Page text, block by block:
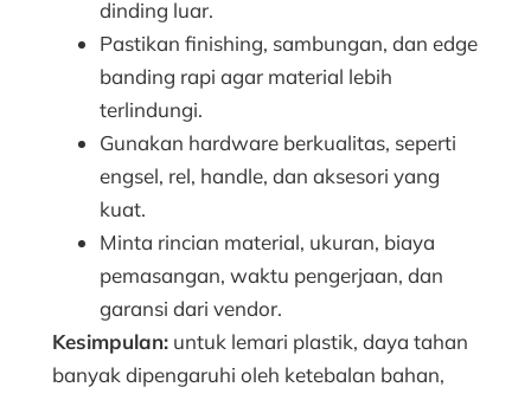
dinding luar.
Pastikan finishing, sambungan, dan edge
banding rapi agar material lebih
terlindungi.
Gunakan hardware berkualitas, seperti
engsel, rel, handle, dan aksesori yang
kuat.
Minta rincian material, ukuran, biaya
pemasangan, waktu pengerjaan, dan
garansi dari vendor.
Kesimpulan: untuk lemari plastik, daya tahan
banyak dipengaruhi oleh ketebalan bahan,